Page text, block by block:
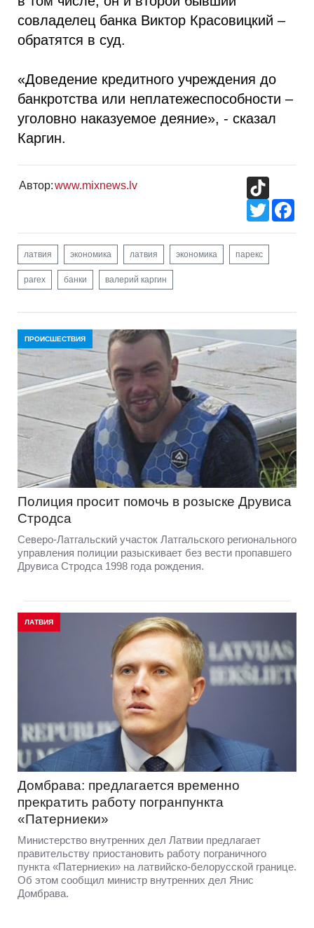
совладелец банка Виктор Красовицкий –
обратятся в суд.
«Доведение кредитного учреждения до
банкротства или неплатежеспособности –
уголовно наказуемое деяние», - сказал
Каргин.
Автор:www.mixnews.lv
Twitter
латвия экономика латвия экономика парекс
parex банки валерий каргин
ПРОИСШЕСТВИЯ
Полиция просит помочь в розыске Друвиса
Стродса
Северо-Латгальский участок Латгальского регионального
управления полиции разыскивает без вести пропавшего
Друвиса Стродса 1998 года рождения.
ЛАТВИЯ
Домбрава: предлагается временно
прекратить работу погранпункта
«Патерниеки»
Министерство внутренних дел Латвии предлагает
правительству приостановить работу пограничного
пункта «Патерниеки» на латвийско-белорусской границе.
Об этом сообщил министр внутренних дел Янис
Домбрава.